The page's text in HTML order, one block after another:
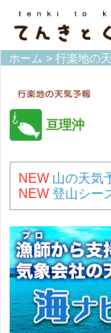
ホーム > 行楽地の
亘理沖
NEW 山の天気
NEW 登山シー